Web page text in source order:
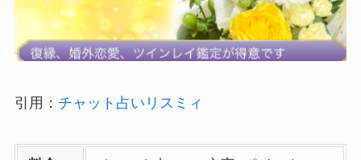
引用： チャット占いリスミィ